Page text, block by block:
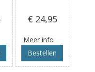
€ 24,95
Meer info
Bestellen